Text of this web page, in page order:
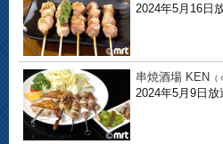
2024年5月16日
串焼酒場 KEN
2024年5月9日